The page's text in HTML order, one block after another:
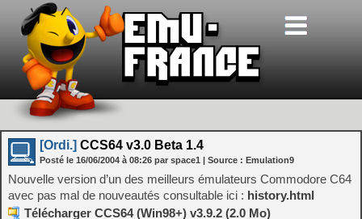
[Ordi.] CCS64 v3.0 Beta 1.4
Posté le 16/06/2004 à 08:26 par space1 | Source : Emulation9
Nouvelle version d’un des meilleurs émulateurs Commodore C64
avec pas mal de nouveautés consultable ici : history.html
Télécharger CCS64 (Win98+) v3.9.2 (2.0 Mo)